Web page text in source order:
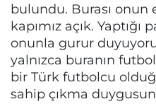
bulundu. Burası onun
kapımız açık. Yaptığı
onunla gurur
yalnızca buranın
bir Türk futbolcu
sahip çıkma